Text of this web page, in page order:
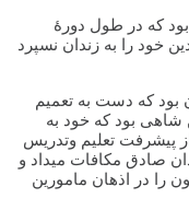
که در طول دورۀ
خود را به زندان نسپرد
بود که دست به تعمیم
بود که خود به
پیشرفت تعلیم وتدریس
صادق مکافات میداد و
را در اذهان مامورین